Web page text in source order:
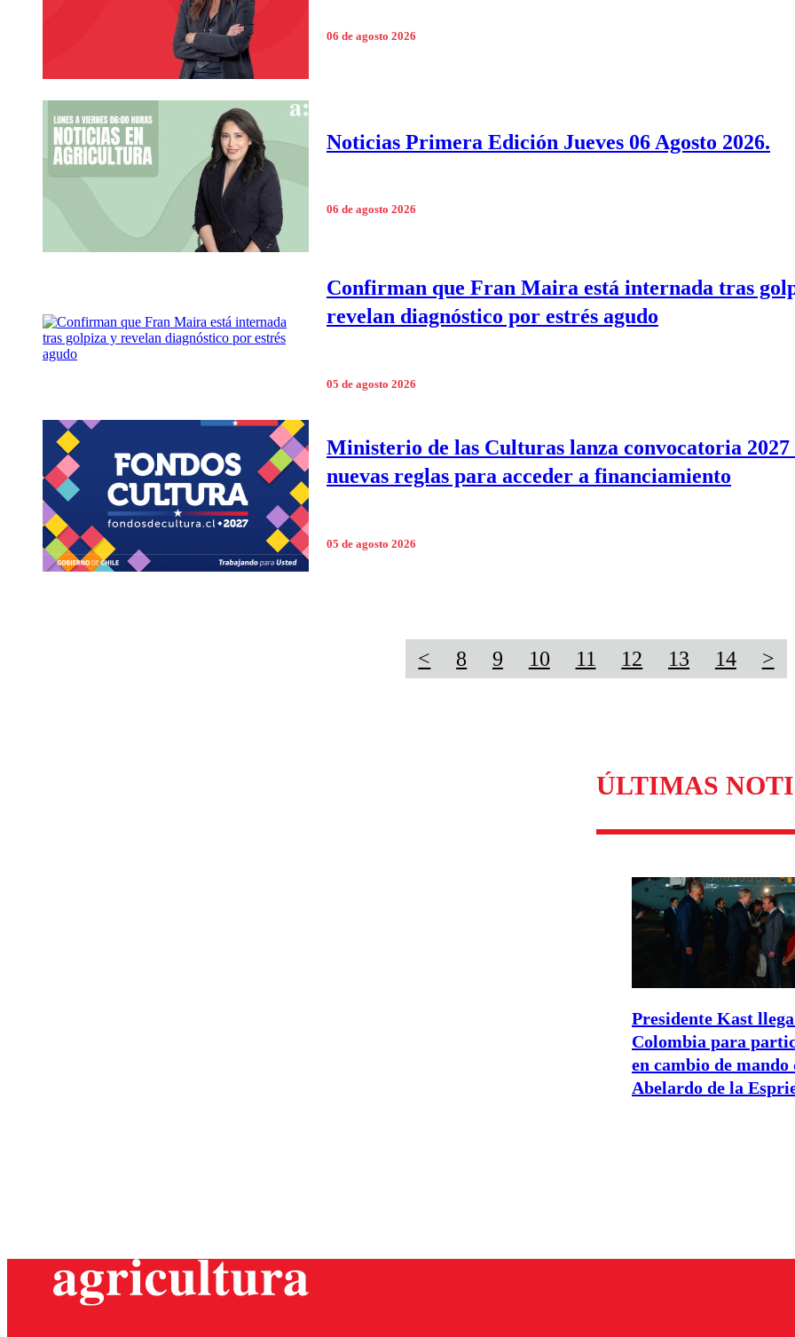
06 de agosto 2026
Noticias Primera Edición Jueves 06 Agosto 2026.
06 de agosto 2026
Confirman que Fran Maira está internada tras
revelan diagnóstico por estrés agudo
05 de agosto 2026
Ministerio de las Culturas lanza convocatoria 2027
nuevas reglas para acceder a financiamiento
05 de agosto 2026
< 8 9 10 11 12 13 14 >
ÚLTIMAS
Presidente Kast
Colombia para
en cambio de mando
Abelardo de la